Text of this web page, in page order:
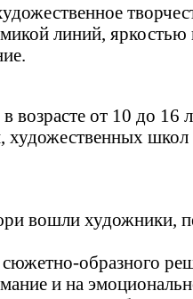
линий,
от 10 до 16
художественных
вошли художники,
образного
и на